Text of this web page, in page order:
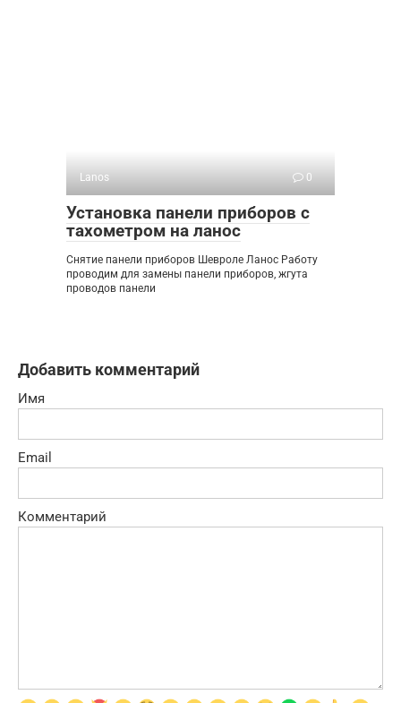
Lanos 0
Установка панели приборов с
тахометром на ланос
Снятие панели приборов Шевроле Ланос Работу
проводим для замены панели приборов, жгута
проводов панели
Добавить комментарий
Имя
Email
Комментарий